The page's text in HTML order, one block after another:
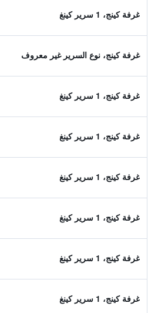
غرفة كينج، 1 سرير كينغ
غرفة كينج، نوع السرير غير معروف
غرفة كينج، 1 سرير كينغ
غرفة كينج، 1 سرير كينغ
غرفة كينج، 1 سرير كينغ
غرفة كينج، 1 سرير كينغ
غرفة كينج، 1 سرير كينغ
غرفة كينج، 1 سرير كينغ